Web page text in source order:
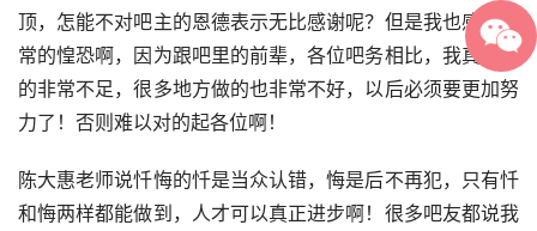
顶，怎能不对吧主的恩德表示无比感谢呢？但是我也感到非
常的惶恐啊，因为跟吧里的前辈，各位吧务相比，我真的做
的非常不足，很多地方做的也非常不好，以后必须要更加努
力了！否则难以对的起各位啊！
陈大惠老师说忏悔的忏是当众认错，悔是后不再犯，只有忏
和悔两样都能做到，人才可以真正进步啊！很多吧友都说我